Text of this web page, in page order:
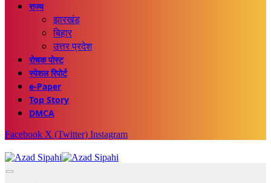
राज्य
झारखंड
बिहार
उत्तर प्रदेश
रोचक पोस्ट
स्पेशल रिपोर्ट
e-Paper
Top Story
DMCA
Facebook X (Twitter) Instagram